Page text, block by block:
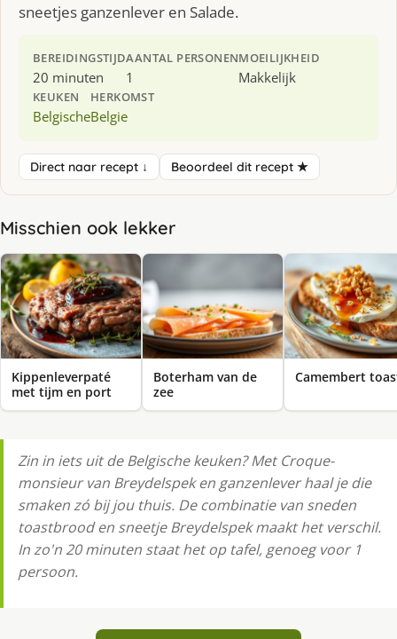
sneetjes ganzenlever en Salade.
BEREIDINGSTIJD
20 minuten
AANTAL PERSONEN
1
MOEILIJKHEID
Makkelijk
KEUKEN
Belgische
HERKOMST
Belgie
Direct naar recept ↓ Beoordeel dit recept ★
Misschien ook lekker
Kippenleverpaté
met tijm en port
Boterham van de
zee
Camembert
Zin in iets uit de Belgische keuken? Met Croque-
monsieur van Breydelspek en ganzenlever haal je die
smaken zó bij jou thuis. De combinatie van sneden
toastbrood en sneetje Breydelspek maakt het verschil.
In zo'n 20 minuten staat het op tafel, genoeg voor 1
persoon.